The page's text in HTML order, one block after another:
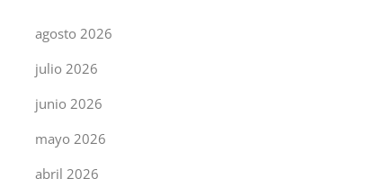
agosto 2026
julio 2026
junio 2026
mayo 2026
abril 2026